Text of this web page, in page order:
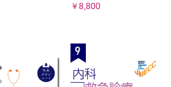
￥8,800
9